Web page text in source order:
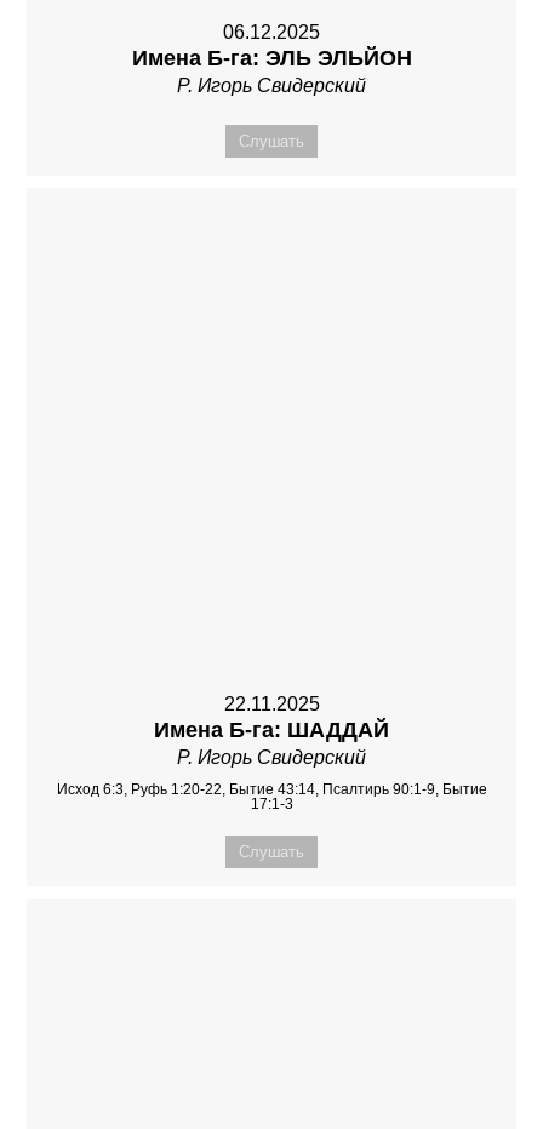
06.12.2025
Имена Б-га: ЭЛЬ ЭЛЬЙОН
Р. Игорь Свидерский
Слушать
22.11.2025
Имена Б-га: ШАДДАЙ
Р. Игорь Свидерский
Исход 6:3, Руфь 1:20-22, Бытие 43:14, Псалтирь 90:1-9, Бытие
17:1-3
Слушать